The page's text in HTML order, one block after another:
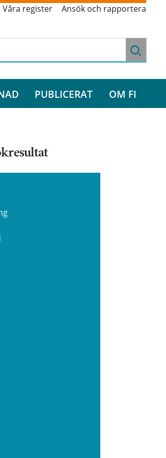
Våra register Ansök och rapportera
PUBLICERAT OM FI